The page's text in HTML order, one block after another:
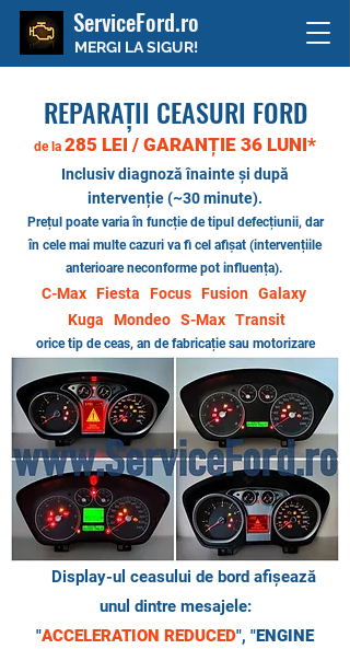
ServiceFord.ro
MERGI LA SIGUR!
REPARAȚII CEASURI FORD
de la 285 LEI / GARANȚIE 36 LUNI*
Inclusiv diagnoză înainte și după
intervenție (~30 minute).
Prețul poate variaîn funcție de tipul defecțiunii, dar
în cele mai multe cazuri va fi cel afișat (intervențiile
anterioare neconformepot influența).
C-Max Fiesta Focus Fusion Galaxy
Kuga Mondeo S-Max Transit​
orice tip de ceas, an de fabricație sau motorizare
Display-ul ceasului de bord afișează
unul dintre mesajele:
"ACCELERATION REDUCED", "ENGINE